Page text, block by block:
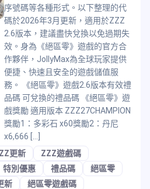
序號碼等各種形式。以下整理的代
碼於2026年3月更新，適用於ZZZ
2.6版本，建議盡快兌換以免過期失
效。身為《絕區零》遊戲的官方合
作夥伴，JollyMax為全球玩家提供
便捷、快速且安全的遊戲儲值服
務。 《絕區零》遊戲2.6版本有效禮
品碼 可兌換的禮品碼 《絕區零》遊
戲獎勵 適用版本 ZZZ27CHAMPION
獎勵1：多彩石 x60獎勵2：丹尼
x6,666 […]
更新
ZZZ遊戲碼
特別優惠 禮品碼
絕區零
新
絕區零遊戲碼